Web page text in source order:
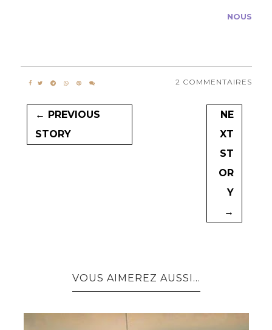
NOUS
2 COMMENTAIRES
← PREVIOUS
STORY
NE
XT
ST
OR
Y
→
VOUS AIMEREZ AUSSI...